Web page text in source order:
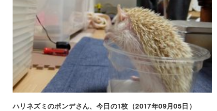
ハリネズミのポンデさん、今日の1枚（2017年09月05日）